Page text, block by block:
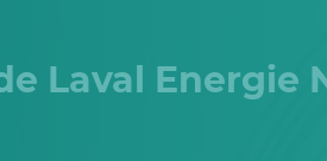
Laval Energie